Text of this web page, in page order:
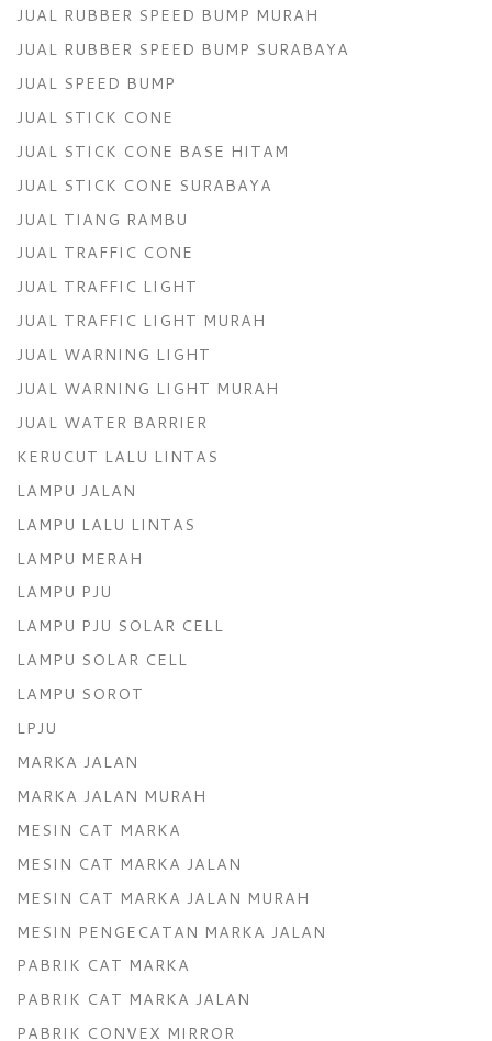
JUAL RUBBER SPEED BUMP MURAH
JUAL RUBBER SPEED BUMP SURABAYA
JUAL SPEED BUMP
JUAL STICK CONE
JUAL STICK CONE BASE HITAM
JUAL STICK CONE SURABAYA
JUAL TIANG RAMBU
JUAL TRAFFIC CONE
JUAL TRAFFIC LIGHT
JUAL TRAFFIC LIGHT MURAH
JUAL WARNING LIGHT
JUAL WARNING LIGHT MURAH
JUAL WATER BARRIER
KERUCUT LALU LINTAS
LAMPU JALAN
LAMPU LALU LINTAS
LAMPU MERAH
LAMPU PJU
LAMPU PJU SOLAR CELL
LAMPU SOLAR CELL
LAMPU SOROT
LPJU
MARKA JALAN
MARKA JALAN MURAH
MESIN CAT MARKA
MESIN CAT MARKA JALAN
MESIN CAT MARKA JALAN MURAH
MESIN PENGECATAN MARKA JALAN
PABRIK CAT MARKA
PABRIK CAT MARKA JALAN
PABRIK CONVEX MIRROR